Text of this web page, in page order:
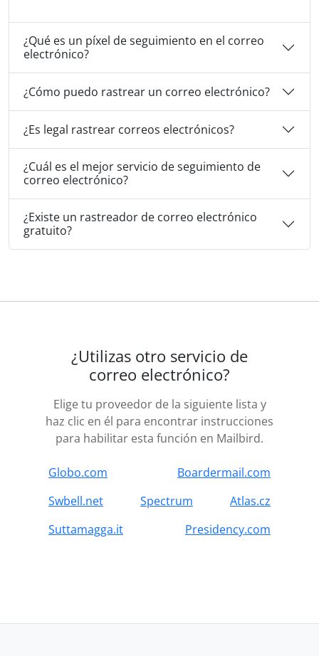
¿Qué es un píxel de seguimiento en el correo
electrónico?
¿Cómo puedo rastrear un correo electrónico?
¿Es legal rastrear correos electrónicos?
¿Cuál es el mejor servicio de seguimiento de
correo electrónico?
¿Existe un rastreador de correo electrónico
gratuito?
¿Utilizas otro servicio de
correo electrónico?
Elige tu proveedor de la siguiente lista y
haz clic en él para encontrar instrucciones
para habilitar esta función en Mailbird.
Globo.com
Boardermail.com
Swbell.net
Spectrum
Atlas.cz
Suttamagga.it
Presidency.com